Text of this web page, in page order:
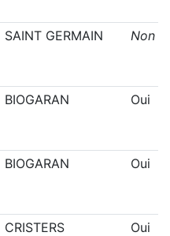
SAINT GERMAIN Non
BIOGARAN Oui
BIOGARAN Oui
CRISTERS Oui